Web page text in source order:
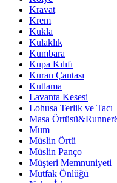
Kravat
Krem
Kukla
Kulaklık
Kumbara
Kupa Kılıfı
Kuran Çantası
Kutlama
Lavanta Kesesi
Lohusa Terlik ve Tacı
Masa
Mum
Müslin Örtü
Müslin Panço
Müşteri Memnuniyeti
Mutfak Önlüğü